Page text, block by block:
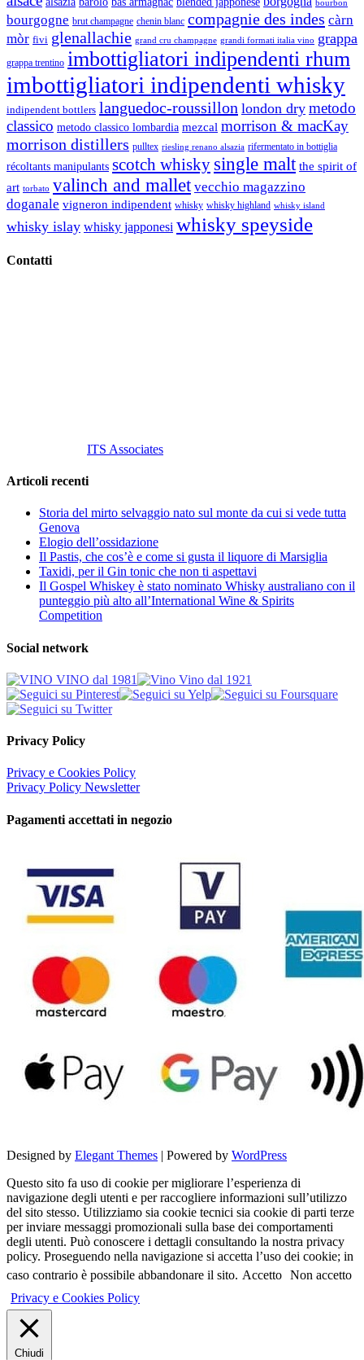
bourbon
bourgogne brut champagne chenin blanc compagnie des indes càrn
mòr fivi glenallachie grand cru champagne grandi formati italia vino grappa
grappa trentino imbottigliatori indipendenti rhum
imbottigliatori indipendenti whisky
indipendent bottlers languedoc-roussillon london dry metodo
classico metodo classico lombardia mezcal morrison & macKay
morrison distillers pulltex riesling renano alsazia rifermentato in bottiglia
récoltants manipulants scotch whisky single malt the spirit of
art torbato valinch and mallet vecchio magazzino
doganale vigneron indipendent whisky whisky highland whisky island
whisky islay whisky japponesi whisky speyside
Contatti
ITS Associates
Articoli recenti
Storia del mirto selvaggio nato sul monte da cui si vede tutta
Genova
Elogio dell’ossidazione
Il Pastis, che cos’è e come si gusta il liquore di Marsiglia
Taxidi, per il Gin tonic che non ti aspettavi
Il Gospel Whiskey è stato nominato Whisky australiano con il
punteggio più alto all’International Wine & Spirits
Competition
Social network
Privacy Policy
Privacy e Cookies Policy
Privacy Policy Newsletter
Pagamenti accettati in negozio
Designed by Elegant Themes | Powered by WordPress
Questo sito fa uso di cookie per migliorare l’esperienza di
navigazione degli utenti e per raccogliere informazioni sull’utilizzo
del sito stesso. Utilizziamo sia cookie tecnici sia cookie di parti terze
per inviare messaggi promozionali sulla base dei comportamenti
degli utenti. Può conoscere i dettagli consultando la nostra privacy
policy. Proseguendo nella navigazione si accetta l’uso dei cookie; in
caso contrario è possibile abbandonare il sito. Accetto Non accetto
Privacy e Cookies Policy
Chiudi